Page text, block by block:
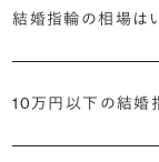
傾向にあります。
です。人気の高さを
ひ目にする度に「や
ようなカラー（素材）
を選べると、満足感
・標準よりも、細め
結婚指輪の相場は
場は全国平均で約
10万円以下の結婚